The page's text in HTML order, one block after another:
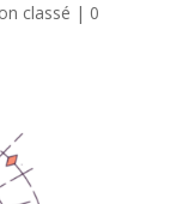
classé | 0